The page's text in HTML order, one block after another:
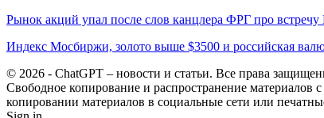
Рынок акций упал после слов канцлера ФРГ про
Индекс Мосбиржи, золото выше $3500 и российская
© 2026 - ChatGPT – новости и статьи. Все права
Свободное копирование и распространение материалов
копировании материалов в социальные сети или